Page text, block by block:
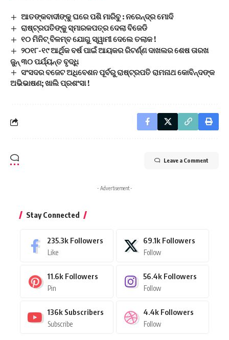
ଆତଙ୍କବାଦୀଙ୍କୁ ଘରେ ପଶି ମାରିବୁ : ନରେନ୍ଦ୍ର ମୋଦି
ରାଷ୍ଟ୍ରପତିଙ୍କୁ ସ୍ମାରକପତ୍ର ଦେଲା ବିଜେଡି
୧୦ ମିନିଟ୍ ବିଳମ୍ବ ଯୋଗୁ ସ୍ୱାମୀ ଦେଲେ ତଲାକ !
୨୦୧୮-୧୯ ଆର୍ଥିକ ବର୍ଷ ପାଇଁ ଆୟକର ରିଟର୍ଣ୍ଣ ଦାଖଲର ଶେଷ ତାରଖ
ଜୁନ୍‌ ୩୦ ପର୍ଯ୍ୟନ୍ତ ବୃଦ୍ଧି
ସଂସଦର ବଜେଟ ଅଧିବେଶନ ପୂର୍ବରୁ ରାଷ୍ଟ୍ରପତି ରାମନାଥ କୋବିନ୍ଦଙ୍କ
ଅଭିଭାଷଣ; ଖାଲି ପ୍ରଶଂସା !
Leave a Comment
- Advertisement -
Stay Connected
235.3k Followers
Like
69.1k Followers
Follow
11.6k Followers
Pin
56.4k Followers
Follow
136k Subscribers
Subscribe
4.4k Followers
Follow